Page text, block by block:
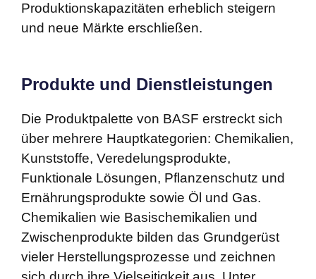
Produktionskapazitäten erheblich steigern
und neue Märkte erschließen.
Produkte und Dienstleistungen
Die Produktpalette von BASF erstreckt sich
über mehrere Hauptkategorien: Chemikalien,
Kunststoffe, Veredelungsprodukte,
Funktionale Lösungen, Pflanzenschutz und
Ernährungsprodukte sowie Öl und Gas.
Chemikalien wie Basischemikalien und
Zwischenprodukte bilden das Grundgerüst
vieler Herstellungsprozesse und zeichnen